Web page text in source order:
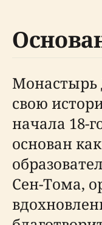
Монастырь
свою
начала 18-
основан
Сен-Тома,